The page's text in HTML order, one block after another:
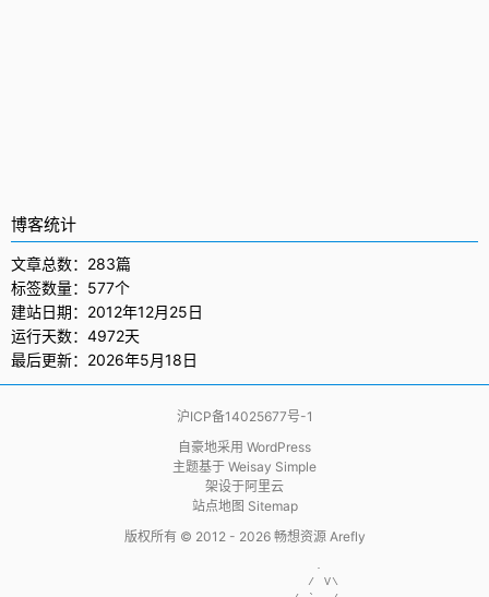
博客统计
文章总数：283篇
标签数量：577个
建站日期：2012年12月25日
运行天数：4972天
最后更新：2026年5月18日
沪ICP备14025677号-1
自豪地采用 WordPress
主题基于 Weisay Simple
架设于阿里云
站点地图 Sitemap
版权所有 © 2012 - 2026 畅想资源 Arefly
                     .
                    / V\